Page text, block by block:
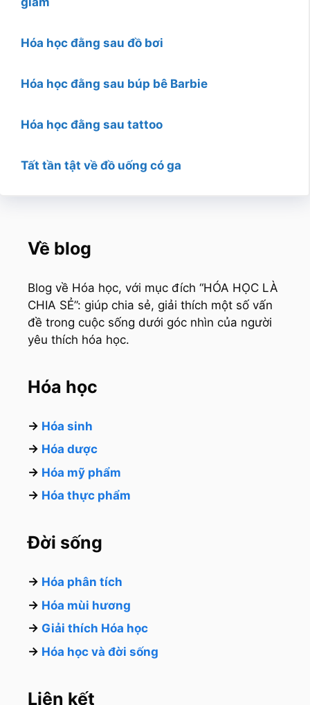
Hóa học đằng sau đồ bơi
Hóa học đằng sau búp bê Barbie
Hóa học đằng sau tattoo
Tất tần tật về đồ uống có ga
Về blog
Blog về Hóa học, với mục đích “HÓA HỌC LÀ
CHIA SẺ”: giúp chia sẻ, giải thích một số vấn
đề trong cuộc sống dưới góc nhìn của người
yêu thích hóa học.
Hóa học
→ Hóa sinh
→ Hóa dược
→ Hóa mỹ phẩm
→ Hóa thực phẩm
Đời sống
→ Hóa phân tích
→ Hóa mùi hương
→ Giải thích Hóa học
→ Hóa học và đời sống
Liên kết